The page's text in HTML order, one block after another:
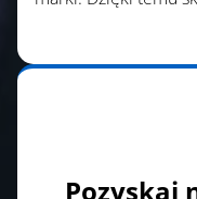
Pozyskaj